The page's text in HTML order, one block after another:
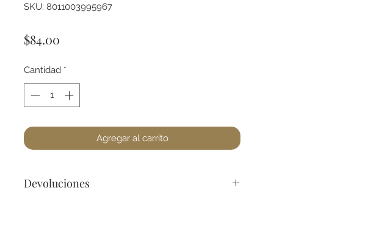
SKU: 8011003995967
$84.00
Cantidad *
Agregar al carrito
Devoluciones